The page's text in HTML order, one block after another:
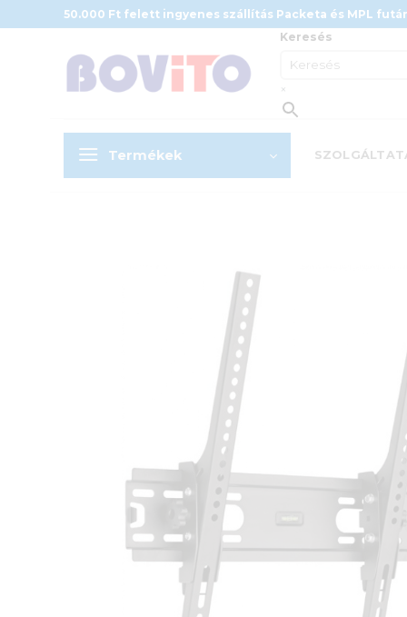
to
50.000 Ft felett ingyenes szállítás Packeta és MPL
Keresés
×
Termékek